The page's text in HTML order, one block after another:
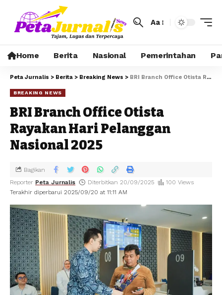
Aa
Home Berita Nasional Pemerintahan
Peta Jurnalis > Berita > Breaking News > BRI Branch Office Otista Rayakan Hari Pelanggan Nasional 2025
BREAKING NEWS
BRI Branch Office Otista
Rayakan Hari Pelanggan
Nasional 2025
Terakhir diperbarui 2025/09/20 at 11:11 AM
Reporter Peta Jurnalis Diterbitkan 20/09/2025 100 Views
Bagikan